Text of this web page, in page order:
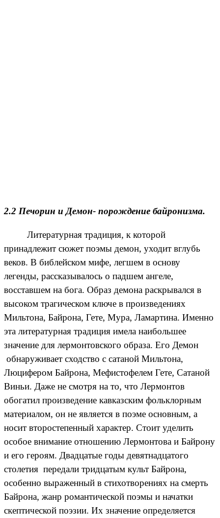
2.2 Печорин и Демон- порождение байронизма.
Литературная традиция, к которой
принадлежит сюжет поэмы демон, уходит вглубь
веков. В библейском мифе, легшем в основу
легенды, рассказывалось о падшем ангеле,
восставшем на бога. Образ демона раскрывался в
высоком трагическом ключе в произведениях
Мильтона, Байрона, Гете, Мура, Ламартина. Именно
эта литературная традиция имела наибольшее
значение для лермонтовского образа. Его Демон
обнаруживает сходство с сатаной Мильтона,
Люцифером Байрона, Мефистофелем Гете, Сатаной
Виньи. Даже не смотря на то, что Лермонтов
обогатил произведение кавказским фольклорным
материалом, он не является в поэме основным, а
носит второстепенный характер. Стоит уделить
особое внимание отношению Лермонтова и Байрону
и его героям. Двадцатые годы девятнадцатого
столетия передали тридцатым культ Байрона,
особенно выраженный в стихотворениях на смерть
Байрона, жанр романтической поэмы и начатки
скептической поэзии. Их значение определяется